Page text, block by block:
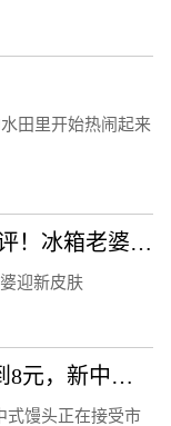
田里开始热闹起来
《原子之心》DLC Steam特别好评！冰箱老婆迎新皮肤
迎新皮肤
馒头“卷”出新花样：身价从5毛到8元，新中式馒头正在接受市场考验
式馒头正在接受市